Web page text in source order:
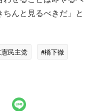
んと見るべきだ」と
民主党
#橋下徹